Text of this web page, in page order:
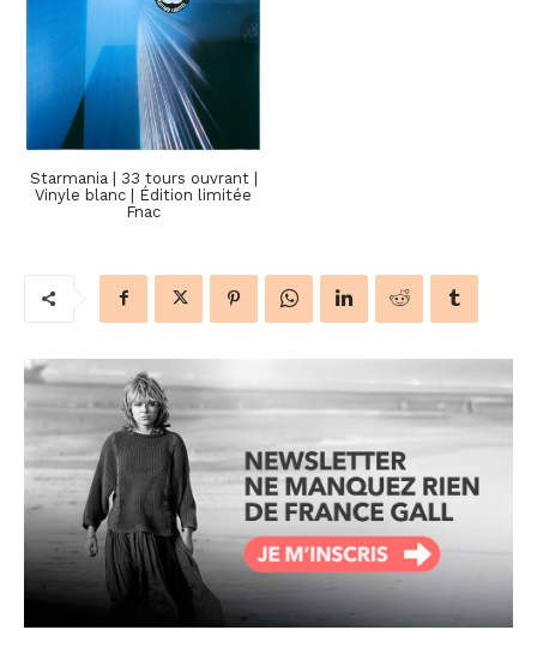
Starmania | 33 tours ouvrant |
Vinyle blanc | Édition limitée
Fnac